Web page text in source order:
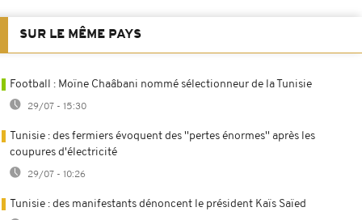
SUR LE MÊME PAYS
Football : Moïne Chaâbani nommé sélectionneur de la Tunisie
29/07 - 15:30
Tunisie : des fermiers évoquent des ''pertes énormes'' après les
coupures d'électricité
29/07 - 10:26
Tunisie : des manifestants dénoncent le président Kaïs Saïed